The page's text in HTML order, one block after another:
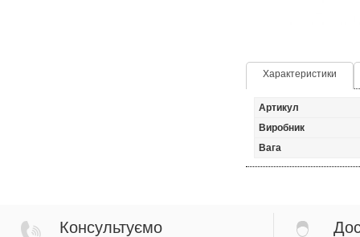
Характеристики
Артикул
Виробник
Вага
Консультуємо